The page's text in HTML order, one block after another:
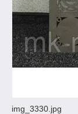
img_3330.jpg